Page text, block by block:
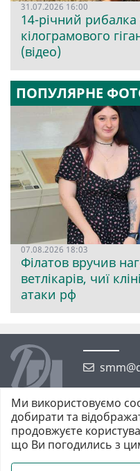
31.07.2026 16:00
14-річний рибалка
кілограмового
(відео)
ПОПУЛЯРНЕ
07.08.2026 18:03
Філатов вручив
ветлікарів, чиї
атаки рф
©2026 https://dnpr.com.ua
Всі права захищені. При
Ми використовуємо
добирати та
продовжуєте
що Ви погодились з